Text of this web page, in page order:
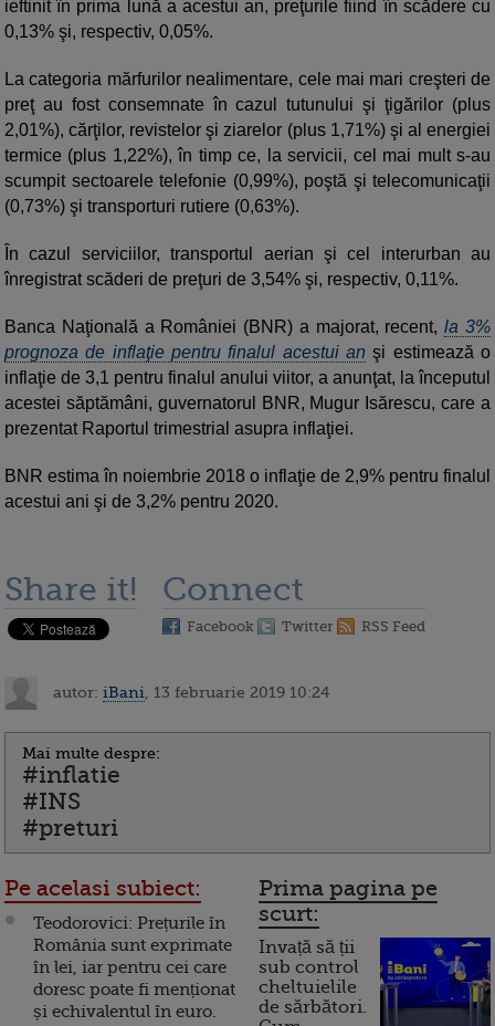
ieftinit în prima lună a acestui an, preţurile fiind în scădere cu
0,13% şi, respectiv, 0,05%.
La categoria mărfurilor nealimentare, cele mai mari creşteri de
preţ au fost consemnate în cazul tutunului şi ţigărilor (plus
2,01%), cărţilor, revistelor şi ziarelor (plus 1,71%) şi al energiei
termice (plus 1,22%), în timp ce, la servicii, cel mai mult s-au
scumpit sectoarele telefonie (0,99%), poştă şi telecomunicaţii
(0,73%) şi transporturi rutiere (0,63%).
În cazul serviciilor, transportul aerian şi cel interurban au
înregistrat scăderi de preţuri de 3,54% şi, respectiv, 0,11%.
Banca Naţională a României (BNR) a majorat, recent,la 3%
prognoza de inflaţie pentru finalul acestui an şi estimează o
inflaţie de 3,1 pentru finalul anului viitor, a anunţat, la începutul
acestei săptămâni, guvernatorul BNR, Mugur Isărescu, care a
prezentat Raportul trimestrial asupra inflaţiei.
BNR estima în noiembrie 2018 o inflaţie de 2,9% pentru finalul
acestui ani şi de 3,2% pentru 2020.
Share it! Connect
Facebook Twitter RSS Feed
autor: iBani , 13 februarie 2019 10:24
Mai multe despre:
#inflatie
#INS
#preturi
Pe acelasi subiect:
Teodorovici: Prețurile în
România sunt exprimate
în lei, iar pentru cei care
doresc poate fi menționat
și echivalentul în euro.
Prima pagina pe
scurt:
Invață să ții
sub control
cheltuielile
de sărbători.